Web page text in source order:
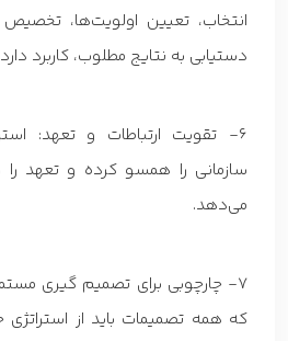
انتخاب، تعیین اولویت‌ها،
دستیابی به نتایج مطلوب، کاربرد
6- تقویت ارتباطات و تعهد:
سازمانی را همسو کرده و تعهد
می‌دهد.
7- چارچوبی برای تصمیم گیری
که همه تصمیمات باید از استراتژی